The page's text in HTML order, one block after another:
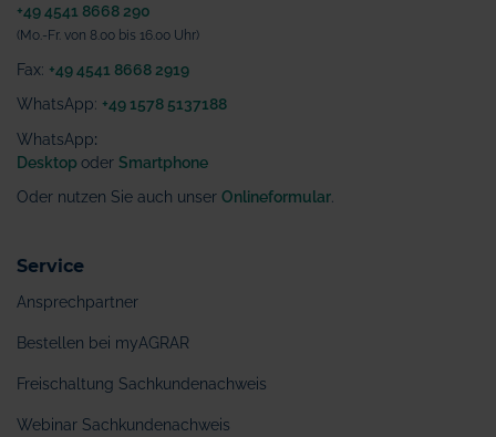
+49 4541 8668 290
(Mo.-Fr. von 8.00 bis 16.00 Uhr)
Fax: +49 4541 8668 2919
WhatsApp: +49 1578 5137188
WhatsApp:
Desktop oder Smartphone
Oder nutzen Sie auch unser Onlineformular
Service
Ansprechpartner
Bestellen bei myAGRAR
Freischaltung Sachkundenachweis
Webinar Sachkundenachweis